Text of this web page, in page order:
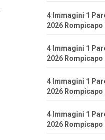
4 Immagini 1
2026
4 Immagini 1
2026
4 Immagini 1
2026
4 Immagini 1
2026